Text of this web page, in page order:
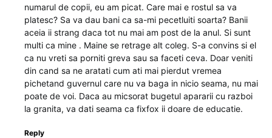
numarul de copii, eu am picat. Care mai e rostul sa va
platesc? Sa va dau bani ca sa-mi pecetluiti soarta? Banii
aceia ii strang daca tot nu mai am post de la anul. Si sunt
multi ca mine . Maine se retrage alt coleg. S-a convins si el
ca nu vreti sa porniti greva sau sa faceti ceva. Doar veniti
din cand sa ne aratati cum ati mai pierdut vremea
pichetand guvernul care nu va baga in nicio seama, nu mai
poate de voi. Daca au micsorat bugetul apararii cu razboi
la granita, va dati seama ca fixfox ii doare de educatie.
Reply